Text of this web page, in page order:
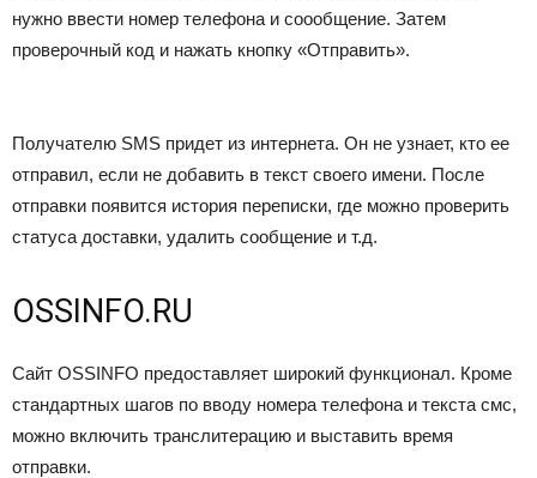
нужно ввести номер телефона и соообщение. Затем
проверочный код и нажать кнопку «Отправить».
Получателю SMS придет из интернета. Он не узнает, кто ее
отправил, если не добавить в текст своего имени. После
отправки появится история переписки, где можно проверить
статуса доставки, удалить сообщение и т.д.
OSSINFO.RU
Сайт OSSINFO предоставляет широкий функционал. Кроме
стандартных шагов по вводу номера телефона и текста смс,
можно включить транслитерацию и выставить время
отправки.